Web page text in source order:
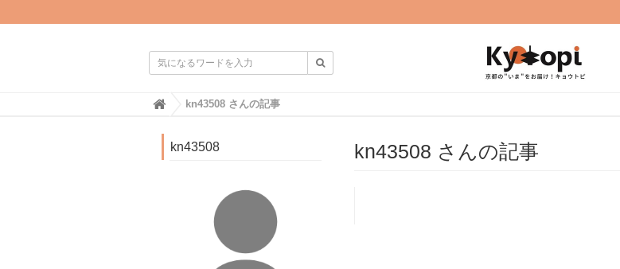
H
kn43508 さんの記事
kn43508 kn43508 さんの記事